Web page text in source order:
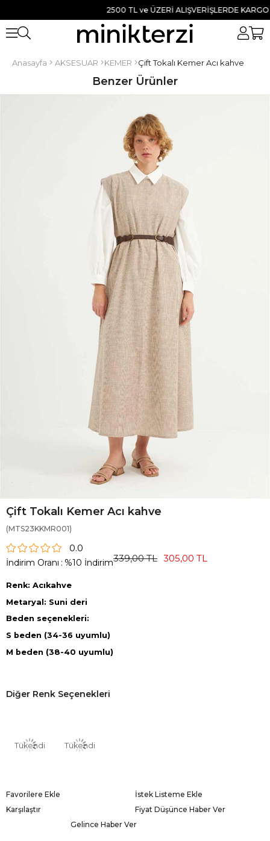
2500 TL ve ÜZERİ ALIŞVERİŞLERDE KARGO
Anasayfa AKSESUAR KEMER Çift Tokalı Kemer Acı kahve
Benzer Ürünler
Çift Tokalı Kemer Acı kahve
(MTS23KKMR001)
0.0
İndirim Oranı : %10 İndirim339,00 TL 305,00 TL
Renk: Acıkahve
Metaryal: Suni deri
Beden seçenekleri:
S beden (34-36 uyumlu)
M beden (38-40 uyumlu)
Diğer Renk Seçenekleri
Tükendi Tükendi
Favorilere Ekle
İstek Listeme Ekle
Karşılaştır
Fiyat Düşünce Haber Ver
Gelince Haber Ver